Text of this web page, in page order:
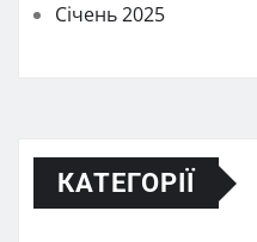
Січень 2025
КАТЕГОРІЇ